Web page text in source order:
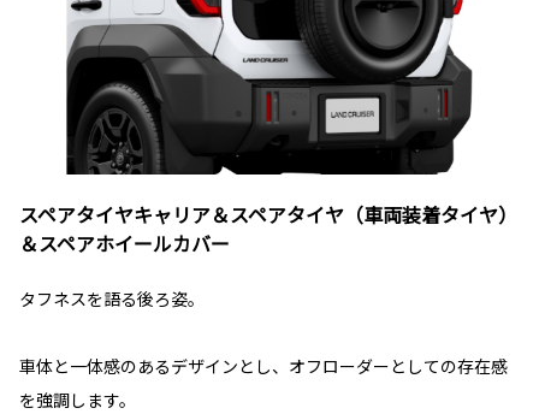
スペアタイヤキャリア＆スペアタイヤ（車両装着タイヤ）
＆スペアホイールカバー
タフネスを語る後ろ姿。
車体と一体感のあるデザインとし、オフローダーとしての存在感
を強調します。